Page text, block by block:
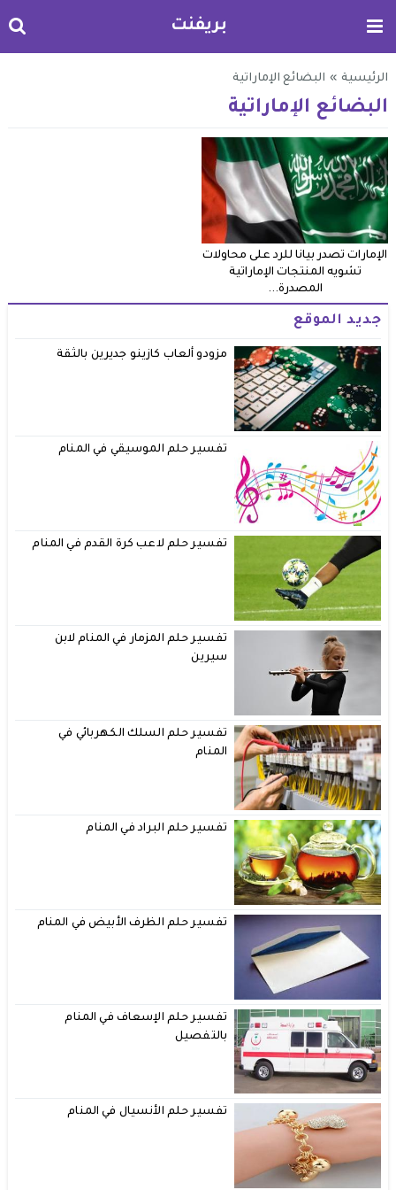
بريفنت
الرئيسية » البضائع الإماراتية
البضائع الإماراتية
الإمارات تصدر بيانا للرد على محاولات
تشويه المنتجات الإماراتية
المصدرة...
جديد الموقع
مزودو ألعاب كازينو جديرين بالثقة
تفسير حلم الموسيقي في المنام
تفسير حلم لاعب كرة القدم في المنام
تفسير حلم المزمار في المنام لابن
سيرين
تفسير حلم السلك الكهربائي في
المنام
تفسير حلم البراد في المنام
تفسير حلم الظرف الأبيض في المنام
تفسير حلم الإسعاف في المنام
بالتفصيل
تفسير حلم الأنسيال في المنام